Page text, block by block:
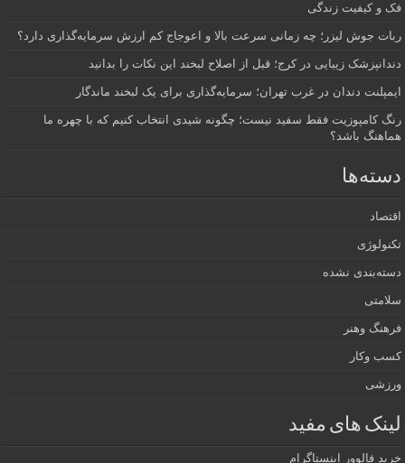
فک و کیفیت زندگی
ربات جوش لیزر؛ چه زمانی سرعت بالا و اعوجاج کم ارزش سرمایه‌گذاری دارد؟
دندانپزشک زیبایی در کرج؛ قبل از اصلاح لبخند این نکات را بدانید
ایمپلنت دندان در غرب تهران؛ سرمایه‌گذاری برای یک لبخند ماندگار
رنگ کامپوزیت فقط سفید نیست؛ چگونه شیدی انتخاب کنیم که با چهره ما
هماهنگ باشد؟
دسته‌ها
اقتصاد
تکنولوژی
دسته‌بندی نشده
سلامتی
فرهنگ وهنر
کسب وکار
ورزشی
لینک های مفید
خرید فالوور اینستاگرام